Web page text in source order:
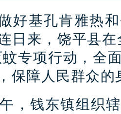
好基孔肯雅热
日来，饶平县
蚊专项行动，全
保障人民群众
，钱东镇组织